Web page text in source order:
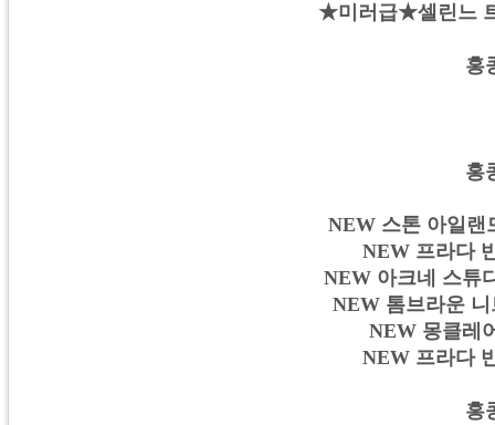
★미러급★셀린느
홍
홍
NEW 스톤 아일랜
NEW 프라다
NEW 아크네 스튜
NEW 톰브라운 니
NEW 몽클레
NEW 프라다
홍